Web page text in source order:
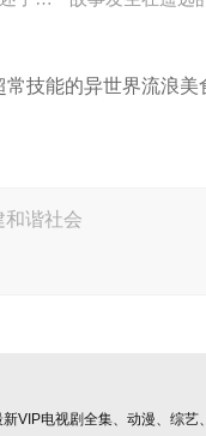
常技能的异世界流浪美
VIP电视剧全集、动漫、综艺